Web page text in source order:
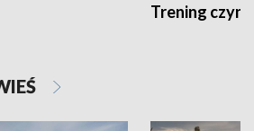
Trening czyni